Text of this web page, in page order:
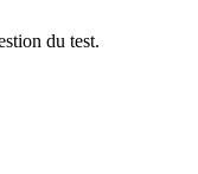
du test.